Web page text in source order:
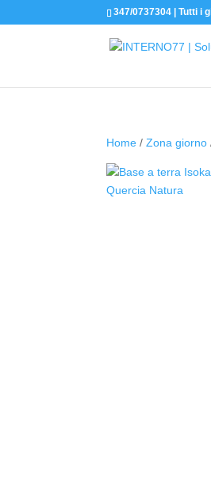
347/0737304 | Tutti i
Home /Zona giorno